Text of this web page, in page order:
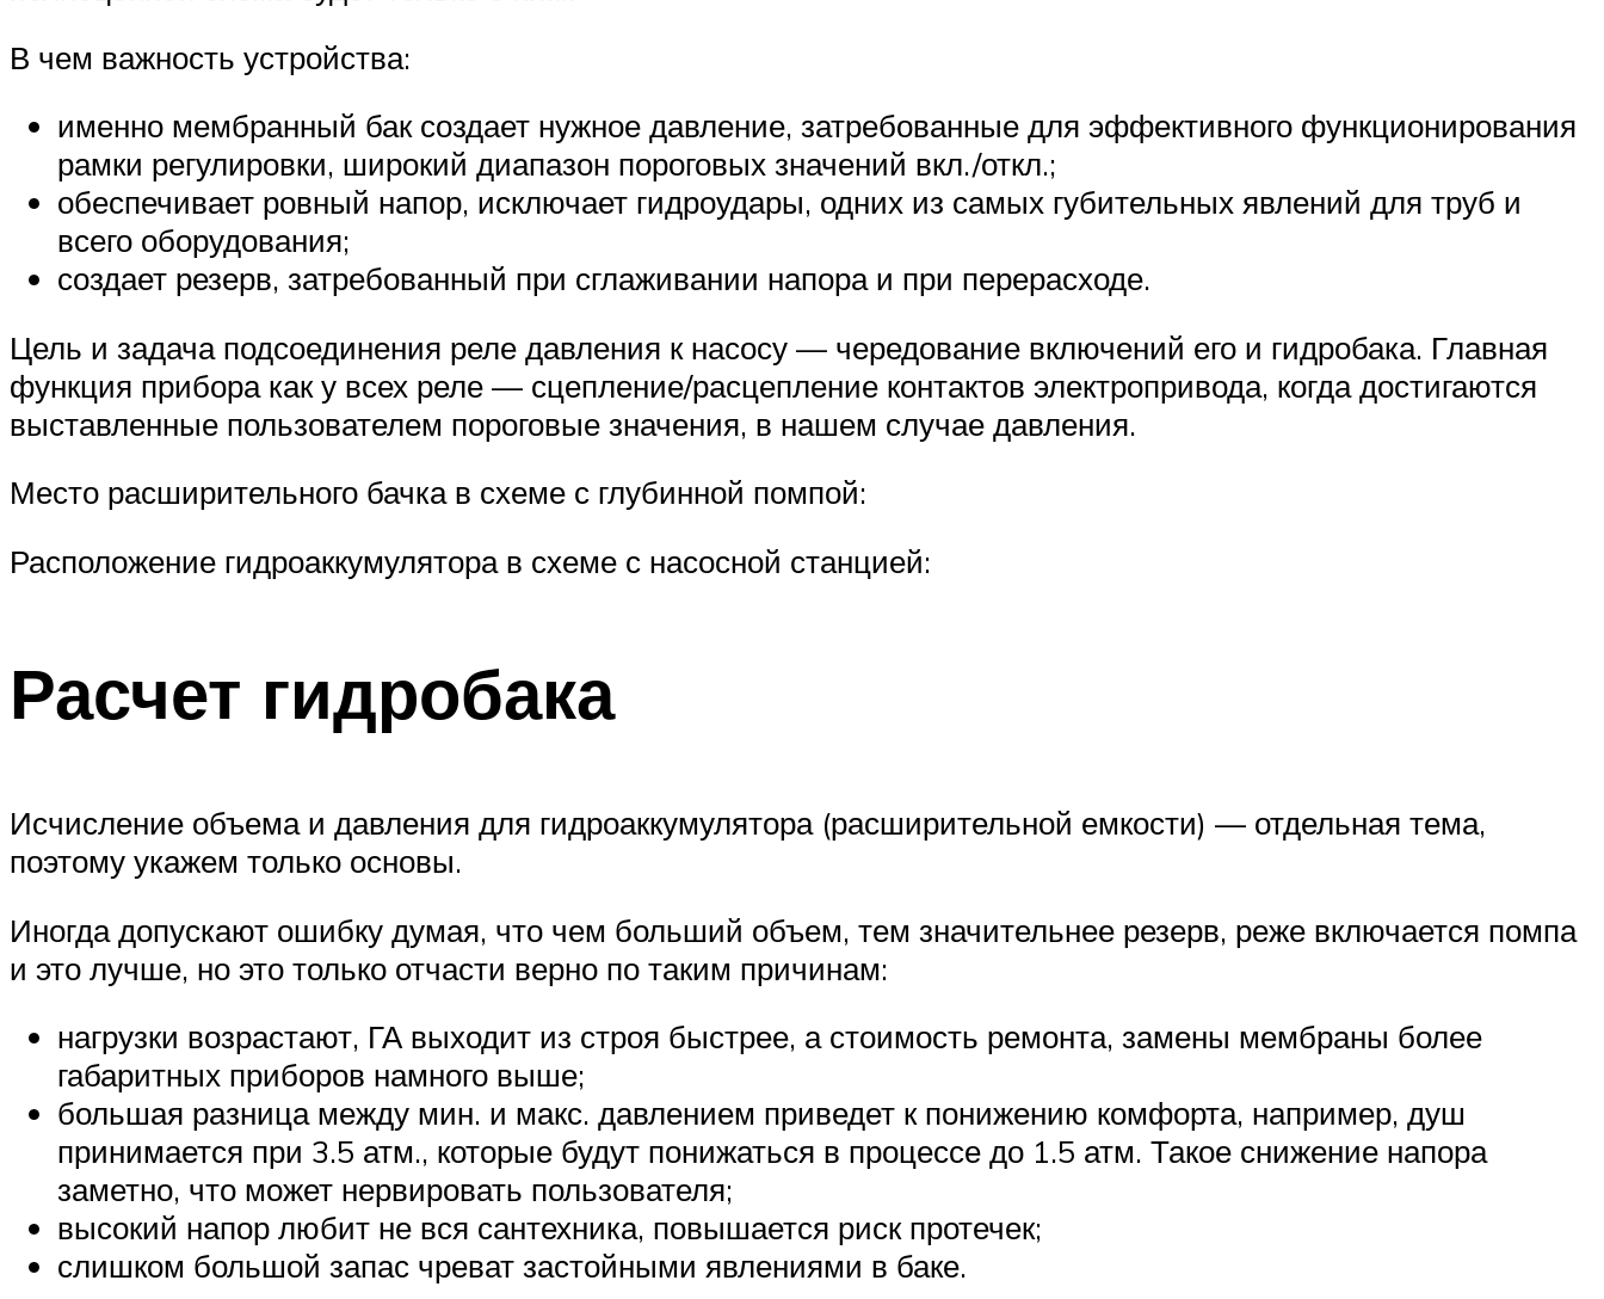
В чем важность устройства:
именно мембранный бак создает нужное давление, затребованные для эффективного функционирования
рамки регулировки, широкий диапазон пороговых значений вкл./откл.;
обеспечивает ровный напор, исключает гидроудары, одних из самых губительных явлений для труб и
всего оборудования;
создает резерв, затребованный при сглаживании напора и при перерасходе.
Цель и задача подсоединения реле давления к насосу — чередование включений его и гидробака. Главная
функция прибора как у всех реле — сцепление/расцепление контактов электропривода, когда достигаются
выставленные пользователем пороговые значения, в нашем случае давления.
Место расширительного бачка в схеме с глубинной помпой:
Расположение гидроаккумулятора в схеме с насосной станцией:
Расчет гидробака
Исчисление объема и давления для гидроаккумулятора (расширительной емкости) — отдельная тема,
поэтому укажем только основы.
Иногда допускают ошибку думая, что чем больший объем, тем значительнее резерв, реже включается помпа
и это лучше, но это только отчасти верно по таким причинам:
нагрузки возрастают, ГА выходит из строя быстрее, а стоимость ремонта, замены мембраны более
габаритных приборов намного выше;
большая разница между мин. и макс. давлением приведет к понижению комфорта, например, душ
принимается при 3.5 атм., которые будут понижаться в процессе до 1.5 атм. Такое снижение напора
заметно, что может нервировать пользователя;
высокий напор любит не вся сантехника, повышается риск протечек;
слишком большой запас чреват застойными явлениями в баке.